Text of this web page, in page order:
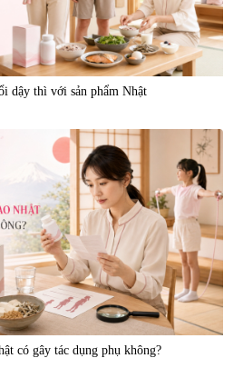
dậy thì với sản phẩm Nhật
có gây tác dụng phụ không?